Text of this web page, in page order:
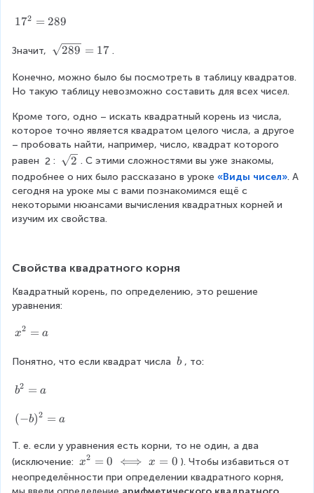
q
t
a
}
a
,
b
\
g
e
q
0
t
ri
g
h
t
a
r
o
w
1
<
\
s
q
{
8
9
<
0
4
^
2
=
1
9
1
^
2
}
2
8
9
172 = 289
Значит, \
q
r
{
2
8
9
}
=
1
7
289 = 17 .
Конечно, можно было бы посмотреть в таблицу квадратов.
Но такую таблицу невозможно составить для всех чисел.
Кроме того, одно – искать квадратный корень из числа,
которое точно является квадратом целого числа, а другое
– пробовать найти, например, число, квадрат которого
равен 2 : \
s
q
r
t
2 . С этими сложностями вы уже знакомы,
подробнее о них было рассказано в уроке «Виды чисел». А
сегодня на уроке мы с вами познакомимся ещё с
некоторыми нюансами вычисления квадратных корней и
изучим их свойства.
Свойства квадратного корня
Квадратный корень, по определению, это решение
уравнения:
x
{
}
a
x2 = a
Понятно, что если квадрат числа \
b , то:
b
{
}
=
a
b2 = a
(-
)
^
{
2
(−b)2 = a
Т. е. если у уравнения есть корни, то не один, а два
(исключение: x
²
=
x2 = 0 ⟺ x = 0 ). Чтобы избавиться от
неопределённости при определении квадратного корня,